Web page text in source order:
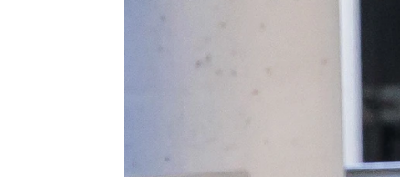
Marta Picazo